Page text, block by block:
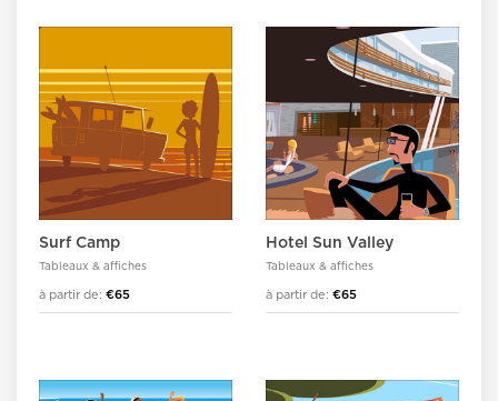
Surf Camp
Tableaux & affiches
à partir de: €65
Hotel Sun Valley
Tableaux & affiches
à partir de: €65